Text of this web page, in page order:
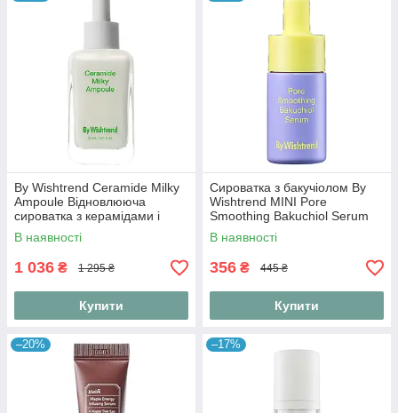
By Wishtrend Ceramide Milky
Ampoule Відновлююча
сироватка з керамідами і
центелою, 30 мл
В наявності
1 036 ₴ 1 295 ₴
Купити
Сироватка з бакучіолом By
Wishtrend MINI Pore
Smoothing Bakuchiol Serum
10 ml
В наявності
356 ₴ 445 ₴
Купити
–20% –17%